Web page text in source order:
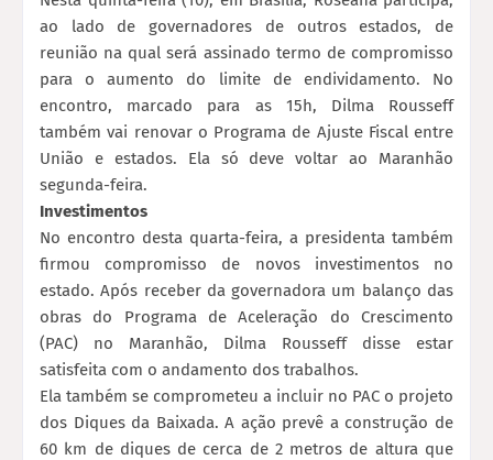
ao lado de governadores de outros estados, de
reunião na qual será assinado termo de compromisso
para o aumento do limite de endividamento. No
encontro, marcado para as 15h, Dilma Rousseff
também vai renovar o Programa de Ajuste Fiscal entre
União e estados. Ela só deve voltar ao Maranhão
segunda-feira.
Investimentos
No encontro desta quarta-feira, a presidenta também
firmou compromisso de novos investimentos no
estado. Após receber da governadora um balanço das
obras do Programa de Aceleração do Crescimento
(PAC) no Maranhão, Dilma Rousseff disse estar
satisfeita com o andamento dos trabalhos.
Ela também se comprometeu a incluir no PAC o projeto
dos Diques da Baixada. A ação prevê a construção de
60 km de diques de cerca de 2 metros de altura que